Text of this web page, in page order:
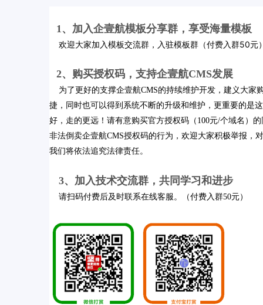
1、加入企壹航模板分享群，享受海量模板
欢迎大家加入模板交流群，入驻模板群 （付费入群50元）
2、购买授权码，支持企壹航CMS发展
为了更好的支撑企壹航CMS的持续维护开发，建义大家
捷，同时也可以得到系统不断的升级和维护，更重要的是
好，走的更远！请有意购买官方授权码（100元/个域名）
非法倒卖企壹航CMS授权码的行为，欢迎大家积极举报，
我们将依法追究法律责任。
3、加入技术交流群，共同学习和进步
请扫码付费后及时联系在线客服。 （付费入群50元）